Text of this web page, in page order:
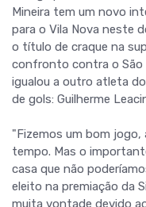
Mineira tem um novo
para o Vila Nova neste
o título de craque na
confronto contra o São
igualou a outro atleta
de gols: Guilherme
"Fizemos um bom jogo,
tempo. Mas o
casa que não
eleito na premiação da